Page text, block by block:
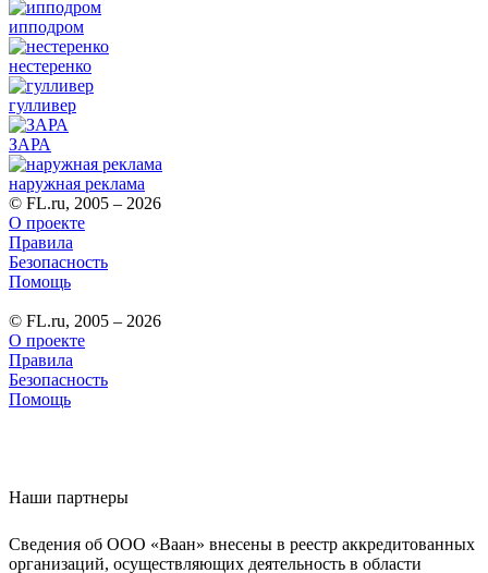
ипподром
нестеренко
гулливер
ЗАРА
наружная реклама
© FL.ru, 2005 – 2026
О проекте
Правила
Безопасность
Помощь
© FL.ru, 2005 – 2026
О проекте
Правила
Безопасность
Помощь
Наши партнеры
Сведения об ООО «Ваан» внесены в реестр аккредитованных
организаций, осуществляющих деятельность в области